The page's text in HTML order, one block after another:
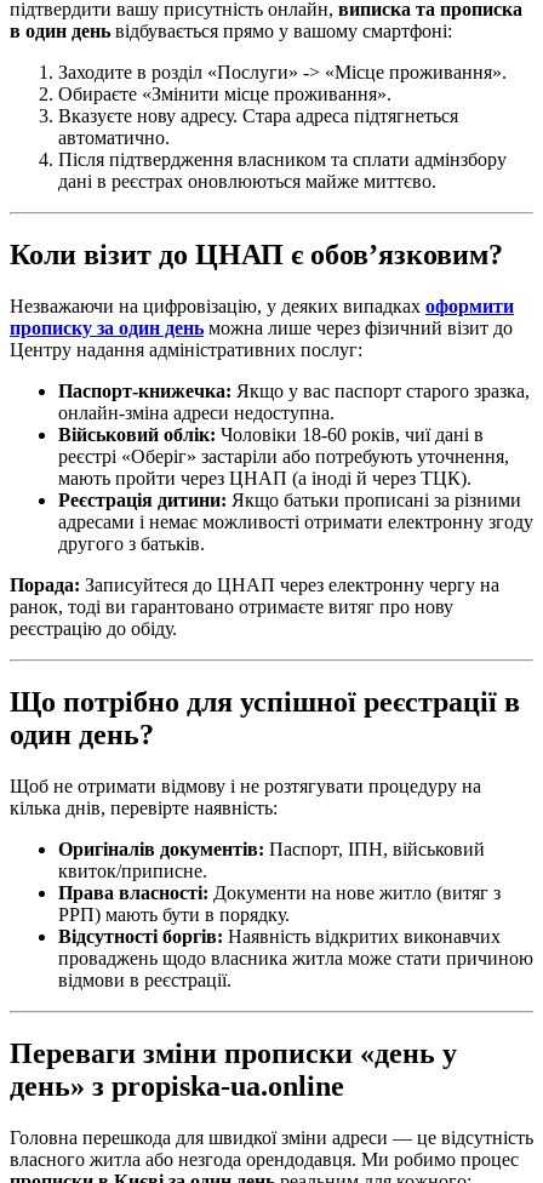
підтвердити вашу присутність онлайн, виписка та прописка
в один день відбувається прямо у вашому смартфоні:
Заходите в розділ «Послуги» -> «Місце проживання».
Обираєте «Змінити місце проживання».
Вказуєте нову адресу. Стара адреса підтягнеться
автоматично.
Після підтвердження власником та сплати адмінзбору
дані в реєстрах оновлюються майже миттєво.
Коли візит до ЦНАП є обов’язковим?
Незважаючи на цифровізацію, у деяких випадках оформити
прописку за один день можна лише через фізичний візит до
Центру надання адміністративних послуг:
Паспорт-книжечка: Якщо у вас паспорт старого зразка,
онлайн-зміна адреси недоступна.
Військовий облік: Чоловіки 18-60 років, чиї дані в
реєстрі «Оберіг» застаріли або потребують уточнення,
мають пройти через ЦНАП (а іноді й через ТЦК).
Реєстрація дитини: Якщо батьки прописані за різними
адресами і немає можливості отримати електронну згоду
другого з батьків.
Порада: Записуйтеся до ЦНАП через електронну чергу на
ранок, тоді ви гарантовано отримаєте витяг про нову
реєстрацію до обіду.
Що потрібно для успішної реєстрації в
один день?
Щоб не отримати відмову і не розтягувати процедуру на
кілька днів, перевірте наявність:
Оригіналів документів: Паспорт, ІПН, військовий
квиток/приписне.
Права власності: Документи на нове житло (витяг з
РРП) мають бути в порядку.
Відсутності боргів: Наявність відкритих виконавчих
проваджень щодо власника житла може стати причиною
відмови в реєстрації.
Переваги зміни прописки «день у
день» з propiska-ua.online
Головна перешкода для швидкої зміни адреси — це відсутність
власного житла або незгода орендодавця. Ми робимо процес